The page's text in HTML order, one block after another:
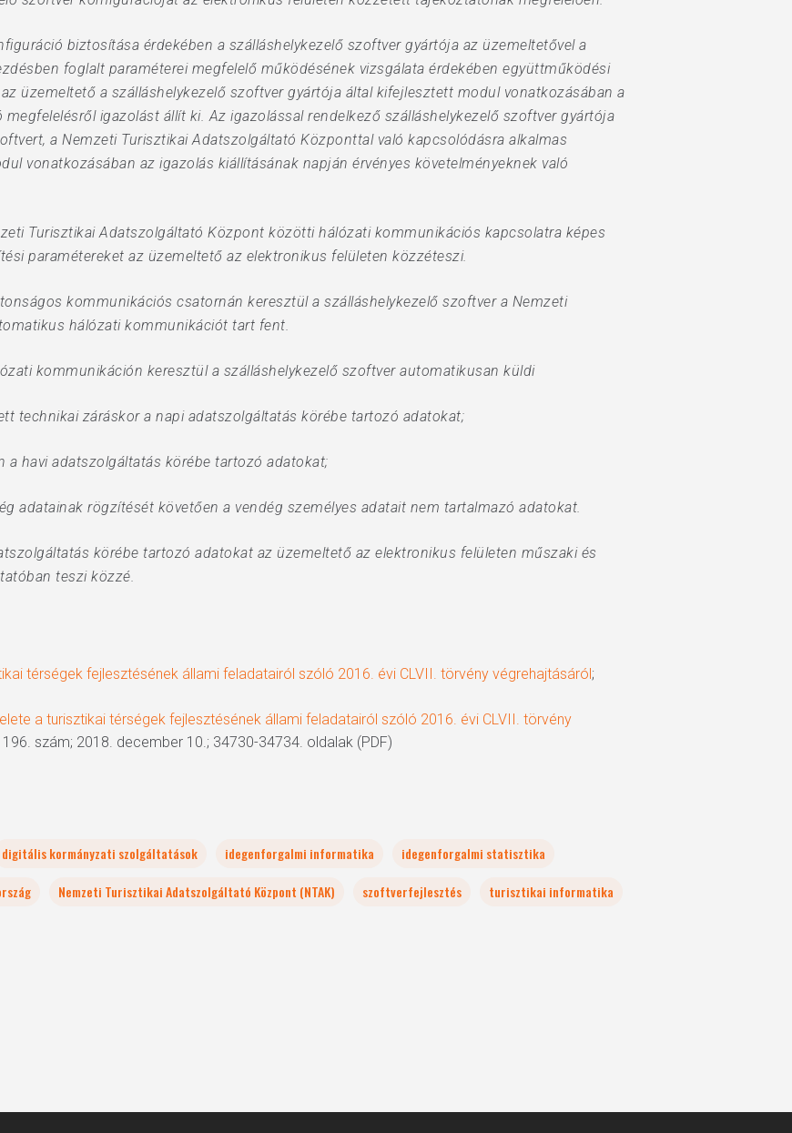
biztosítása érdekében a szálláshelykezelő szoftver gyártója az üzemeltetővel a
foglalt paraméterei megfelelő működésének vizsgálata érdekében együttműködési
üzemeltető a szálláshelykezelő szoftver gyártója által kifejlesztett modul vonatkozásában a
igazolást állít ki. Az igazolással rendelkező szálláshelykezelő szoftver gyártója
a Nemzeti Turisztikai Adatszolgáltató Központtal való kapcsolódásra alkalmas
vonatkozásában az igazolás kiállításának napján érvényes követelményeknek való
Turisztikai Adatszolgáltató Központ közötti hálózati kommunikációs kapcsolatra képes
paramétereket az üzemeltető az elektronikus felületen közzéteszi.
kommunikációs csatornán keresztül a szálláshelykezelő szoftver a Nemzeti
hálózati kommunikációt tart fent.
kommunikáción keresztül a szálláshelykezelő szoftver automatikusan küldi
technikai záráskor a napi adatszolgáltatás körébe tartozó adatokat;
havi adatszolgáltatás körébe tartozó adatokat;
adatainak rögzítését követően a vendég személyes adatait nem tartalmazó adatokat.
körébe tartozó adatokat az üzemeltető az elektronikus felületen műszaki és
teszi közzé.
térségek fejlesztésének állami feladatairól szóló 2016. évi CLVII. törvény végrehajtásáról;
a turisztikai térségek fejlesztésének állami feladatairól szóló 2016. évi CLVII. törvény
szám; 2018. december 10.; 34730-34734. oldalak (PDF)
digitális kormányzati szolgáltatások idegenforgalmi informatika
idegenforgalmi statisztika
Nemzeti Turisztikai Adatszolgáltató Központ (NTAK) szoftverfejlesztés
turisztikai informatika